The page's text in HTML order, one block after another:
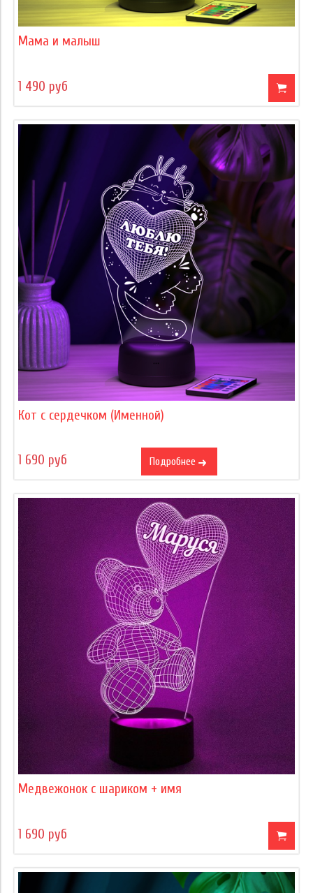
Мама и малыш
1 490 руб
Кот с сердечком (Именной)
1 690 руб Подробнее
Медвежонок с шариком + имя
1 690 руб